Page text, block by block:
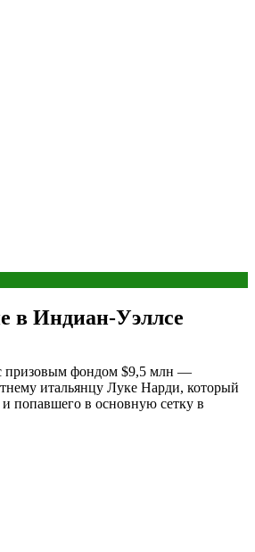
в Индиан-Уэллсе
c призовым фондом $9,5 млн —
итальянцу Луке Нарди, который
попавшего в основную сетку в